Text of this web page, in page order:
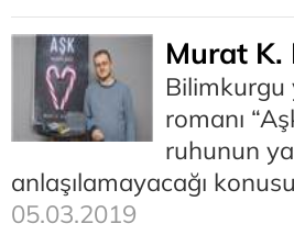
Murat
Bilimkurgu
romanı
ruhunun
anlaşılamayacağı
05.03.2019